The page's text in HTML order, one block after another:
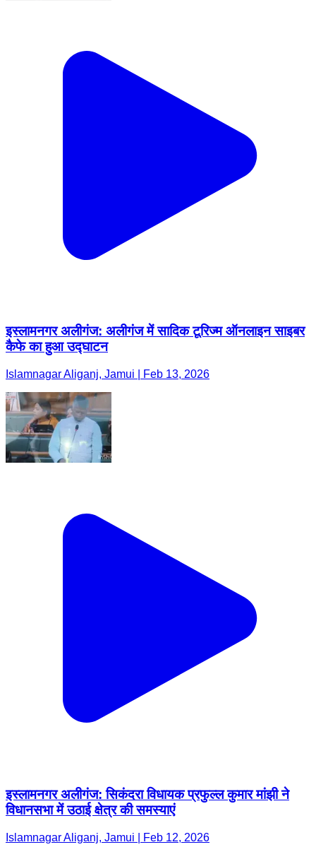
इस्लामनगर अलीगंज: अलीगंज में सादिक टूरिज्म ऑनलाइन साइबर
कैफे का हुआ उद्घाटन
Islamnagar Aliganj, Jamui | Feb 13, 2026
इस्लामनगर अलीगंज: सिकंदरा विधायक प्रफुल्ल कुमार मांझी ने
विधानसभा में उठाई क्षेत्र की समस्याएं
Islamnagar Aliganj, Jamui | Feb 12, 2026